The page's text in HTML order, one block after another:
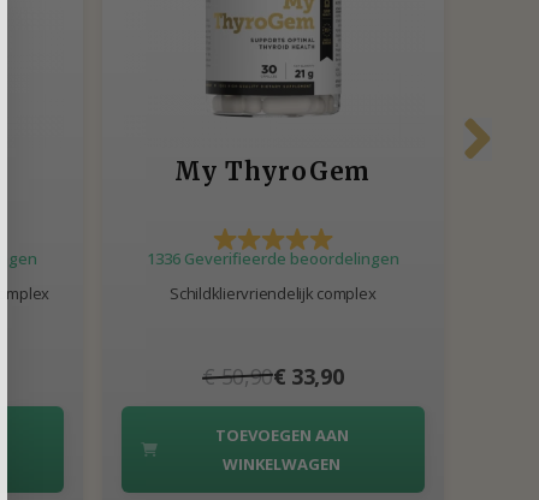
My ThyroGem
1336 Geverifieerde beoordelingen
Schildkliervriendelijk complex
€ 50,90€ 33,90
TOEVOEGEN AAN
WINKELWAGEN